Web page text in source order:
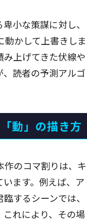
小な策謀に対し、
かして上書きしま
上げてきた伏線や
読者の予測アルゴ
動」の描き方
作のコマ割りは、キ
ます。例えば、ア
するシーンでは、
れにより、その場